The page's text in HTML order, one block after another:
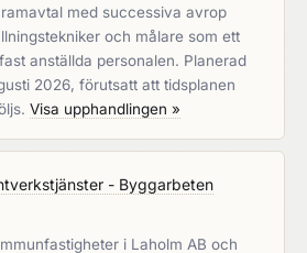
med successiva avrop
och målare som ett
anställda personalen. Planerad
2026, förutsatt att tidsplanen
Visa upphandlingen »
- Byggarbeten
i Laholm AB och